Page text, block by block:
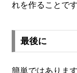
れを作ることです
最後に
簡単ではありま